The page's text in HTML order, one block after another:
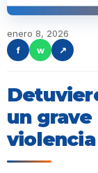
enero 8, 2026
f
w ↗
un